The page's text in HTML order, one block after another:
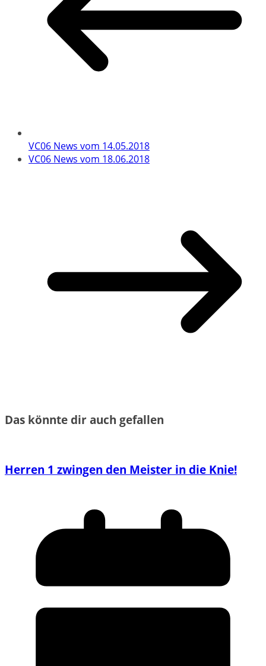
VC06 News vom 14.05.2018
VC06 News vom 18.06.2018
Das könnte dir auch gefallen
Herren 1 zwingen den Meister in die Knie!